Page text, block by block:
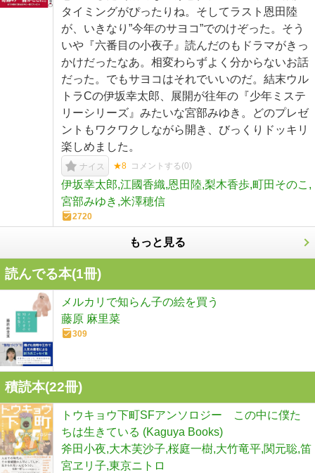
タイミングがぴったりね。そしてラスト恩田陸
が、いきなり”今年のサヨコ”でのけぞった。そう
いや『六番目の小夜子』読んだのもドラマがきっ
かけだったなあ。相変わらずよく分からないお話
だった。でもサヨコはそれでいいのだ。結末ウル
トラCの伊坂幸太郎、展開が往年の『少年ミステ
リーシリーズ』みたいな宮部みゆき。どのプレゼ
ントもワクワクしながら開き、びっくりドッキリ
楽しめました。
ナイス ★8 コメントする(0)
伊坂幸太郎,江國香織,恩田陸,梨木香歩,町田そのこ,
宮部みゆき,米澤穂信
2720
もっと見る
読んでる本(1冊)
メルカリで知らん子の絵を買う
藤原 麻里菜
309
積読本(22冊)
トウキョウ下町SFアンソロジー この中に僕た
ちは生きている (Kaguya Books)
斧田小夜,大木芙沙子,桜庭一樹,大竹竜平,関元聡,笛
宮ヱリ子,東京ニトロ